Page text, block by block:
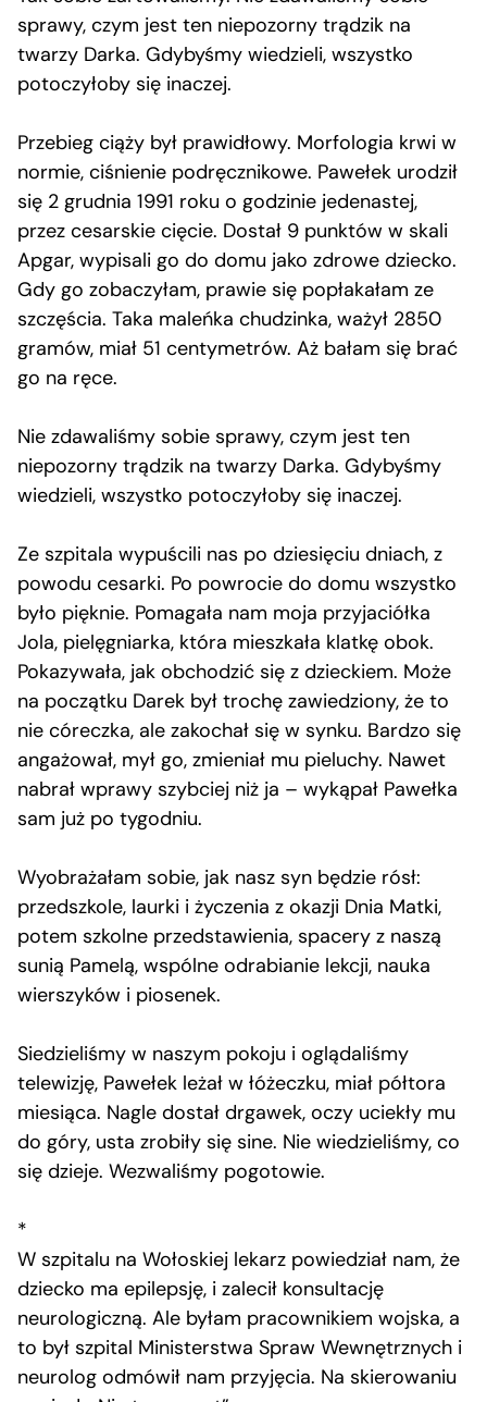
sprawy, czym jest ten niepozorny trądzik na
twarzy Darka. Gdybyśmy wiedzieli, wszystko
potoczyłoby się inaczej.
Przebieg ciąży był prawidłowy. Morfologia krwi w
normie, ciśnienie podręcznikowe. Pawełek urodził
się 2 grudnia 1991 roku o godzinie jedenastej,
przez cesarskie cięcie. Dostał 9 punktów w skali
Apgar, wypisali go do domu jako zdrowe dziecko.
Gdy go zobaczyłam, prawie się popłakałam ze
szczęścia. Taka maleńka chudzinka, ważył 2850
gramów, miał 51 centymetrów. Aż bałam się brać
go na ręce.
Nie zdawaliśmy sobie sprawy, czym jest ten
niepozorny trądzik na twarzy Darka. Gdybyśmy
wiedzieli, wszystko potoczyłoby się inaczej.
Ze szpitala wypuścili nas po dziesięciu dniach, z
powodu cesarki. Po powrocie do domu wszystko
było pięknie. Pomagała nam moja przyjaciółka
Jola, pielęgniarka, która mieszkała klatkę obok.
Pokazywała, jak obchodzić się z dzieckiem. Może
na początku Darek był trochę zawiedziony, że to
nie córeczka, ale zakochał się w synku. Bardzo się
angażował, mył go, zmieniał mu pieluchy. Nawet
nabrał wprawy szybciej niż ja – wykąpał Pawełka
sam już po tygodniu.
Wyobrażałam sobie, jak nasz syn będzie rósł:
przedszkole, laurki i życzenia z okazji Dnia Matki,
potem szkolne przedstawienia, spacery z naszą
sunią Pamelą, wspólne odrabianie lekcji, nauka
wierszyków i piosenek.
Siedzieliśmy w naszym pokoju i oglądaliśmy
telewizję, Pawełek leżał w łóżeczku, miał półtora
miesiąca. Nagle dostał drgawek, oczy uciekły mu
do góry, usta zrobiły się sine. Nie wiedzieliśmy, co
się dzieje. Wezwaliśmy pogotowie.
*
W szpitalu na Wołoskiej lekarz powiedział nam, że
dziecko ma epilepsję, i zalecił konsultację
neurologiczną. Ale byłam pracownikiem wojska, a
to był szpital Ministerstwa Spraw Wewnętrznych i
neurolog odmówił nam przyjęcia. Na skierowaniu